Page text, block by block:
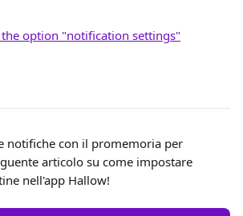
notifiche con il promemoria per
articolo su come impostare
nell'app Hallow!